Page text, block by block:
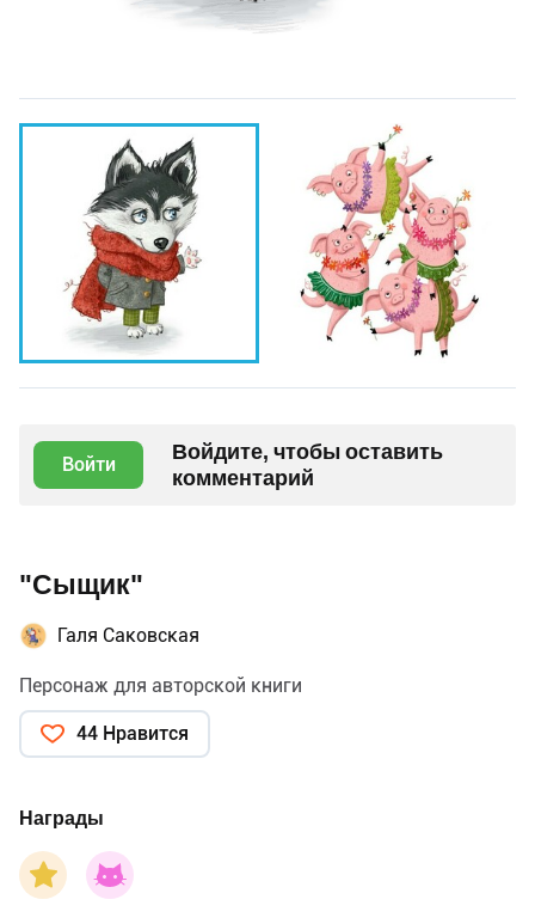
Войти
Войдите, чтобы оставить
комментарий
"Сыщик"
Галя Саковская
Персонаж для авторской книги
44 Нравится
Награды